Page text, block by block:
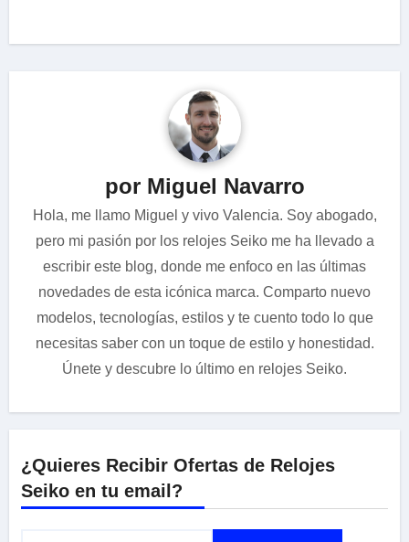
por Miguel Navarro
Hola, me llamo Miguel y vivo Valencia. Soy abogado,
pero mi pasión por los relojes Seiko me ha llevado a
escribir este blog, donde me enfoco en las últimas
novedades de esta icónica marca. Comparto nuevo
modelos, tecnologías, estilos y te cuento todo lo que
necesitas saber con un toque de estilo y honestidad.
Únete y descubre lo último en relojes Seiko.
¿Quieres Recibir Ofertas de Relojes
Seiko en tu email?